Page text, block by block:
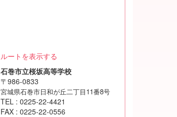
ルートを表示する
石巻市立桜坂高等学校
〒986-0833
宮城県石巻市日和が丘二丁目11番8号
TEL : 0225-22-4421
FAX : 0225-22-0556